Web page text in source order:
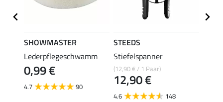
SHOWMASTER
Lederpflegeschwamm
0,99 €
4.7 90
STEEDS
Stiefelspanner
(12,90 € / 1 Paar)
12,90 €
4.6 148